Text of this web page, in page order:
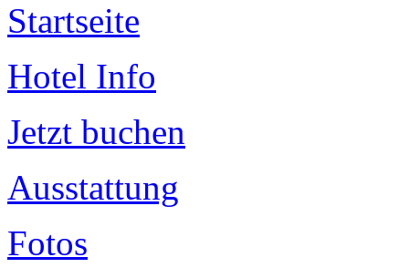
Startseite
Hotel Info
Jetzt buchen
Ausstattung
Fotos